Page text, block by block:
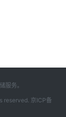
服务。
reserved. 京ICP备